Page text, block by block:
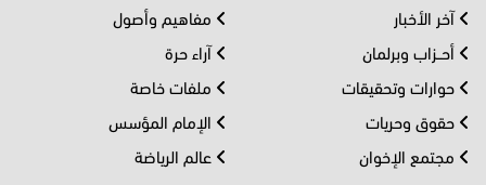
آخر الأخبار
أحــزاب وبرلمان
حوارات وتحقيقات
حقوق وحريات
مجتمع الإخوان
مفاهيم وأصول
آراء حرة
ملفات خاصة
الإمام المؤسس
عالم الرياضة